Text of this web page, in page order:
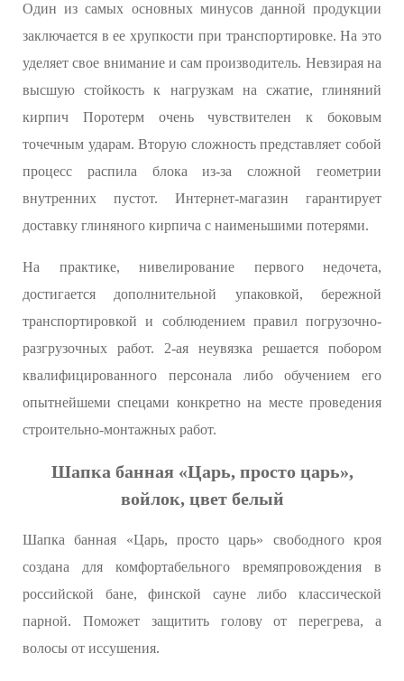
Один из самых основных минусов данной продукции
заключается в ее хрупкости при транспортировке. На это
уделяет свое внимание и сам производитель. Невзирая на
высшую стойкость к нагрузкам на сжатие, глиняний
кирпич Поротерм очень чувствителен к боковым
точечным ударам. Вторую сложность представляет собой
процесс распила блока из-за сложной геометрии
внутренних пустот. Интернет-магазин гарантирует
доставку глиняного кирпича с наименьшими потерями.
На практике, нивелирование первого недочета,
достигается дополнительной упаковкой, бережной
транспортировкой и соблюдением правил погрузочно-
разгрузочных работ. 2-ая неувязка решается побором
квалифицированного персонала либо обучением его
опытнейшеми спецами конкретно на месте проведения
строительно-монтажных работ.
Шапка банная «Царь, просто царь»,
войлок, цвет белый
Шапка банная «Царь, просто царь» свободного кроя
создана для комфортабельного времяпровождения в
российской бане, финской сауне либо классической
парной. Поможет защитить голову от перегрева, а
волосы от иссушения.